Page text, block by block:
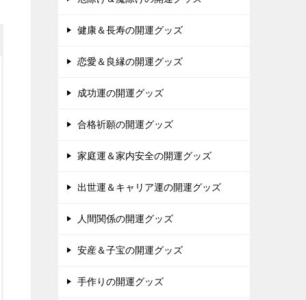
健康＆長寿の開運グッズ
恋愛＆良縁の開運グッズ
成功運の開運グッズ
合格祈願の開運グッズ
家庭運＆家内安全の開運グッズ
出世運＆キャリア運の開運グッズ
人間関係の開運グッズ
安産＆子宝の開運グッズ
手作りの開運グッズ